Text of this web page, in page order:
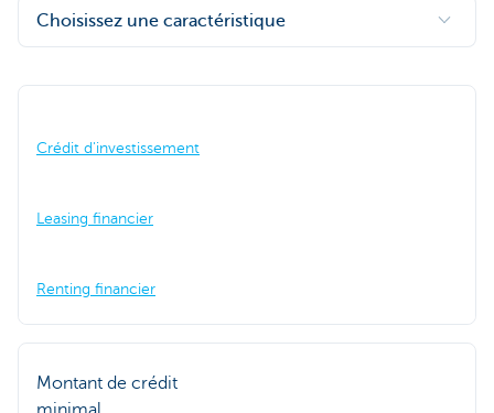
Choisissez une caractéristique
Crédit d'investissement
Leasing financier
Renting financier
Montant de crédit